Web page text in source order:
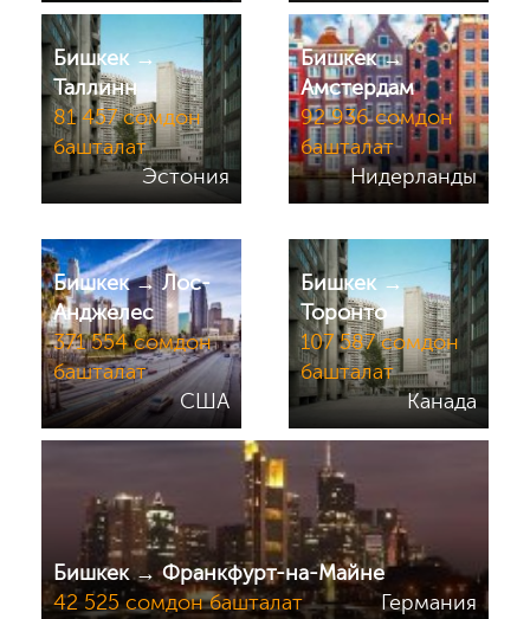
Бишкек →
Таллинн
81 457 сомдон
башталат
Эстония
Бишкек →
Амстердам
92 936 сомдон
башталат
Нидерланды
Бишкек → Лос-
Анджелес
371 554 сомдон
башталат
США
Бишкек →
Торонто
107 587 сомдон
башталат
Канада
Бишкек → Франкфурт-на-Майне
42 525 сомдон башталат
Германия